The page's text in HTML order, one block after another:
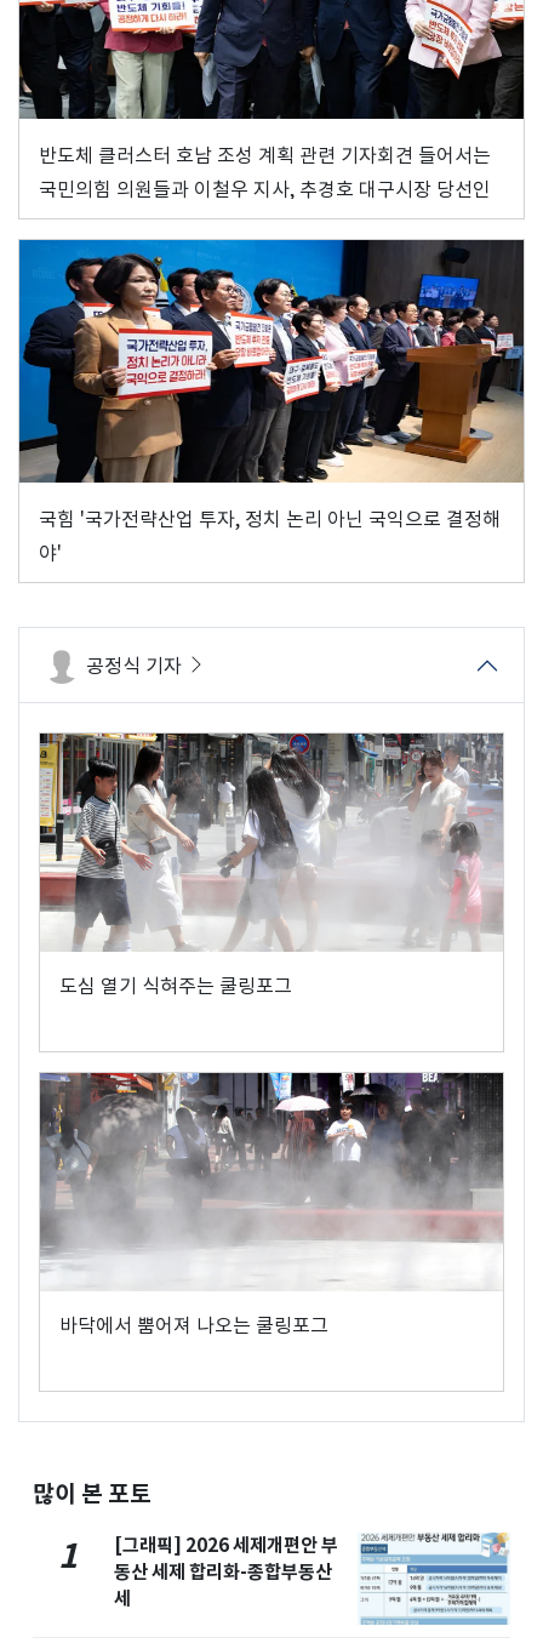
반도체 클러스터 호남 조성 계획 관련 기자회견 들어서는
국민의힘 의원들과 이철우 지사, 추경호 대구시장 당선인
국힘 '국가전략산업 투자, 정치 논리 아닌 국익으로 결정해
야'
공정식 기자
도심 열기 식혀주는 쿨링포그
바닥에서 뿜어져 나오는 쿨링포그
많이 본 포토
1
[그래픽] 2026 세제개편안 부
동산 세제 합리화-종합부동산
세